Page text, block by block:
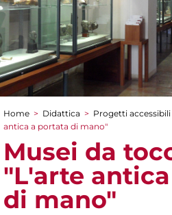
Tu sei qui
Home > Didattica > Progetti accessibili
antica a portata di mano"
Musei da
"L'arte
di mano"